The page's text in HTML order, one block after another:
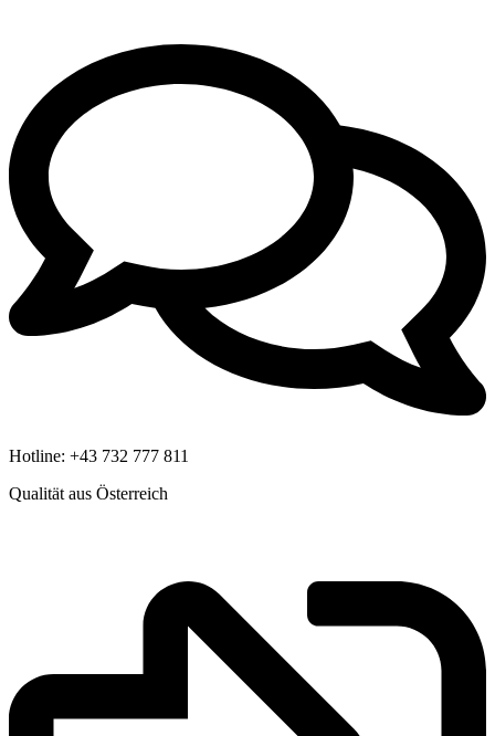
Hotline: +43 732 777 811
Qualität aus Österreich